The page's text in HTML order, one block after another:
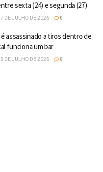
sexta (24) e segunda (27)
DE JULHO DE 2026 0
assassinado a tiros dentro de
funciona um bar
DE JULHO DE 2026 0